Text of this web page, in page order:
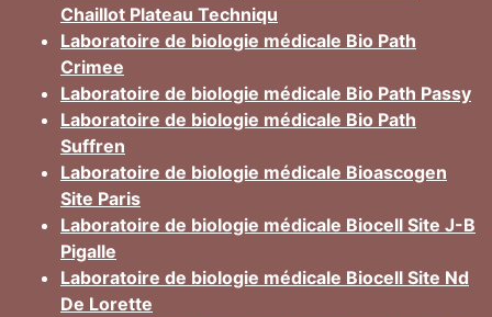
Chaillot Plateau Techniqu
Laboratoire de biologie médicale Bio Path
Crimee
Laboratoire de biologie médicale Bio Path Passy
Laboratoire de biologie médicale Bio Path
Suffren
Laboratoire de biologie médicale Bioascogen
Site Paris
Laboratoire de biologie médicale Biocell Site J-B
Pigalle
Laboratoire de biologie médicale Biocell Site Nd
De Lorette